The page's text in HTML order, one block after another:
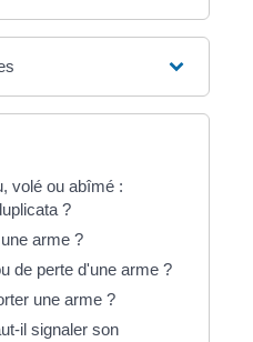
volé ou abîmé :
?
arme ?
de perte d'une arme ?
une arme ?
il signaler son